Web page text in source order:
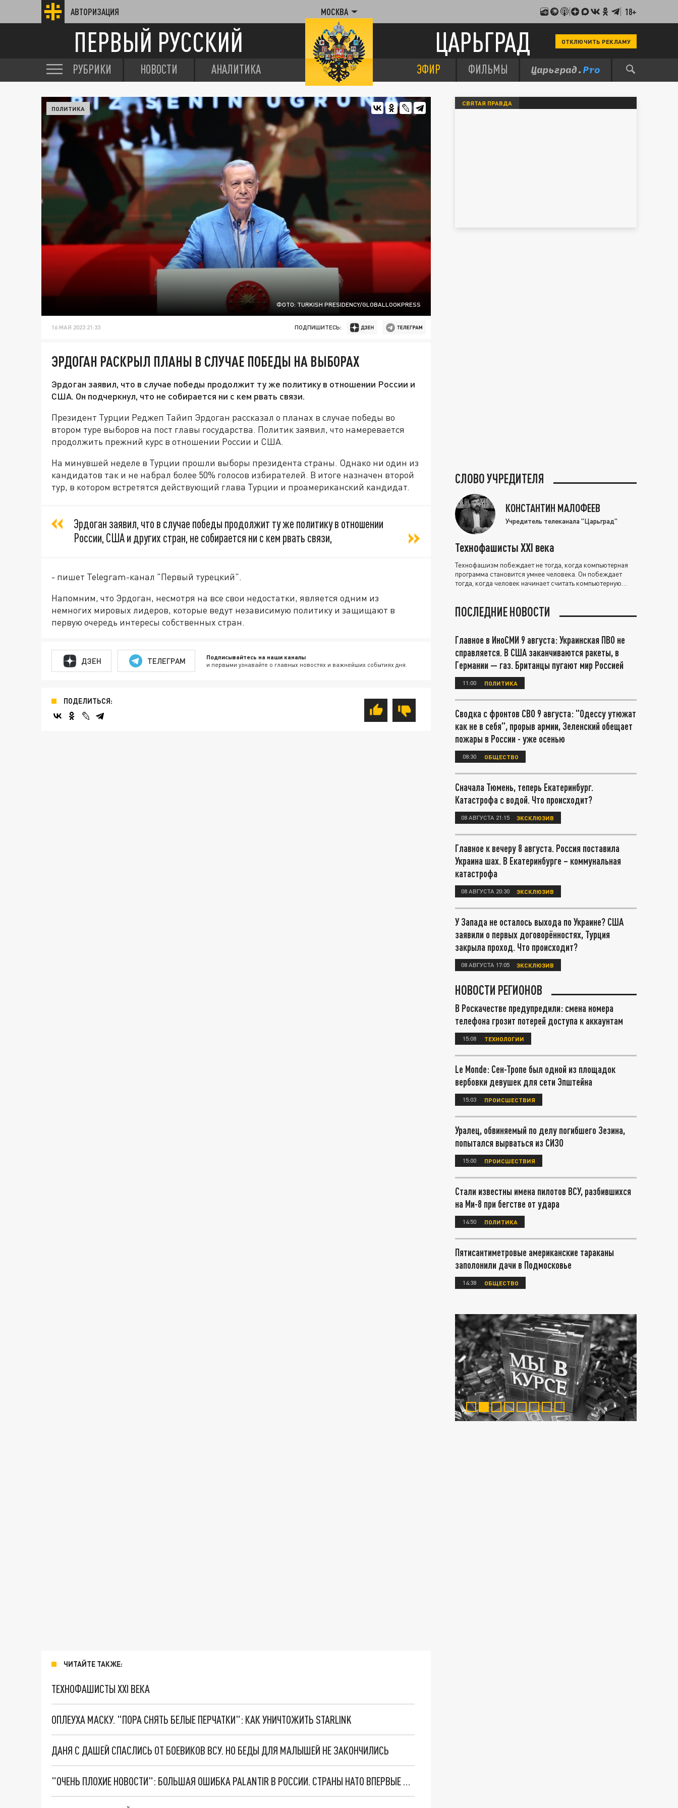
АВТОРИЗАЦИЯ МОСКВА 18+
ПЕРВЫЙ РУССКИЙ ЦАРЬГРАД ОТКЛЮЧИТЬ РЕКЛАМУ
РУБРИКИ НОВОСТИ АНАЛИТИКА ЭФИР ФИЛЬМЫ
ФОТО: TURKISH PRESIDENCY/GLOBALLOOKPRESS
ПОЛИТИКА
16 МАЯ 2023 21:33 ПОДПИШИТЕСЬ:
ЭРДОГАН РАСКРЫЛ ПЛАНЫ В СЛУЧАЕ ПОБЕДЫ НА ВЫБОРАХ
Эрдоган заявил, что в случае победы продолжит ту же политику в отношении России и
США. Он подчеркнул, что не собирается ни с кем рвать связи.
Президент Турции Реджеп Тайип Эрдоган рассказал о планах в случае победы во
втором туре выборов на пост главы государства. Политик заявил, что намеревается
продолжить прежний курс в отношении России и США.
На минувшей неделе в Турции прошли выборы президента страны. Однако ни один из
кандидатов так и не набрал более 50% голосов избирателей. В итоге назначен второй
тур, в котором встретятся действующий глава Турции и проамериканский кандидат.
Эрдоган заявил, что в случае победы продолжит ту же политику в отношении
России, США и других стран, не собирается ни с кем рвать связи,
- пишет Telegram-канал "Первый турецкий".
Напомним, что Эрдоган, несмотря на все свои недостатки, является одним из
немногих мировых лидеров, которые ведут независимую политику и защищают в
первую очередь интересы собственных стран.
ДЗЕН ТЕЛЕГРАМ Подписывайтесь на наши каналы
и первыми узнавайте о главных новостях и важнейших событиях дня.
ПОДЕЛИТЬСЯ:
ЧИТАЙТЕ ТАКЖЕ:
ТЕХНОФАШИСТЫ XXI ВЕКА
ОПЛЕУХА МАСКУ. "ПОРА СНЯТЬ БЕЛЫЕ ПЕРЧАТКИ": КАК УНИЧТОЖИТЬ STARLINK
ДАНЯ С ДАШЕЙ СПАСЛИСЬ ОТ БОЕВИКОВ ВСУ. НО БЕДЫ ДЛЯ МАЛЫШЕЙ НЕ ЗАКОНЧИЛИСЬ
"ОЧЕНЬ ПЛОХИЕ НОВОСТИ": БОЛЬШАЯ ОШИБКА PALANTIR В РОССИИ. СТРАНЫ НАТО ВПЕРВЫЕ ЗА СВО ОСТАНОВИЛИ ПОСТАВКИ ОРУЖИЯ. ВСУ ТЕРЯЮТ ПРИГРАНИЧЬЕ?
СВЯТАЯ ПРАВДА
СЛОВО УЧРЕДИТЕЛЯ
КОНСТАНТИН МАЛОФЕЕВ
Учредитель телеканала "Царьград"
Технофашисты XXI века
Технофашизм побеждает не тогда, когда компьютерная
программа становится умнее человека. Он побеждает
тогда, когда человек начинает считать компьютерную
ПОСЛЕДНИЕ НОВОСТИ
Главное в ИноСМИ 9 августа: Украинская ПВО не
справляется. В США заканчиваются ракеты, в
Германии — газ. Британцы пугают мир Россией
11:00 ПОЛИТИКА
Сводка с фронтов СВО 9 августа: "Одессу утюжат
как не в себя", прорыв армии, Зеленский обещает
пожары в России - уже осенью
08:30 ОБЩЕСТВО
Сначала Тюмень, теперь Екатеринбург.
Катастрофа с водой. Что происходит?
08 АВГУСТА 21:15 ЭКСКЛЮЗИВ
Главное к вечеру 8 августа. Россия поставила
Украина шах. В Екатеринбурге – коммунальная
катастрофа
08 АВГУСТА 20:30 ЭКСКЛЮЗИВ
У Запада не осталось выхода по Украине? США
заявили о первых договорённостях, Турция
закрыла проход. Что происходит?
08 АВГУСТА 17:05 ЭКСКЛЮЗИВ
НОВОСТИ РЕГИОНОВ
В Роскачестве предупредили: смена номера
телефона грозит потерей доступа к аккаунтам
15:08 ТЕХНОЛОГИИ
Le Monde: Сен-Тропе был одной из площадок
вербовки девушек для сети Эпштейна
15:03 ПРОИСШЕСТВИЯ
Уралец, обвиняемый по делу погибшего Зезина,
попытался вырваться из СИЗО
15:00 ПРОИСШЕСТВИЯ
Стали известны имена пилотов ВСУ, разбившихся
на Ми-8 при бегстве от удара
14:50 ПОЛИТИКА
Пятисантиметровые американские тараканы
заполонили дачи в Подмосковье
14:38 ОБЩЕСТВО